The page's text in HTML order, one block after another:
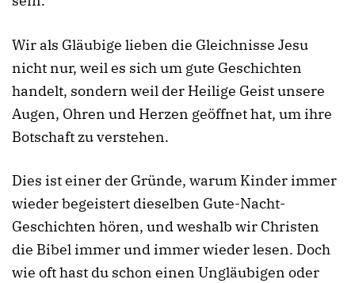
Wir als Gläubige lieben die Gleichnisse Jesu
nicht nur, weil es sich um gute Geschichten
handelt, sondern weil der Heilige Geist unsere
Augen, Ohren und Herzen geöffnet hat, um ihre
Botschaft zu verstehen.
Dies ist einer der Gründe, warum Kinder immer
wieder begeistert dieselben Gute-Nacht-
Geschichten hören, und weshalb wir Christen
die Bibel immer und immer wieder lesen. Doch
wie oft hast du schon einen Ungläubigen oder